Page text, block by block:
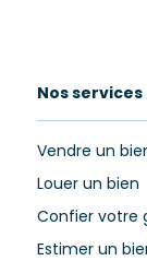
Nos services
Vendre un
Louer un bien
Confier votre
Estimer un